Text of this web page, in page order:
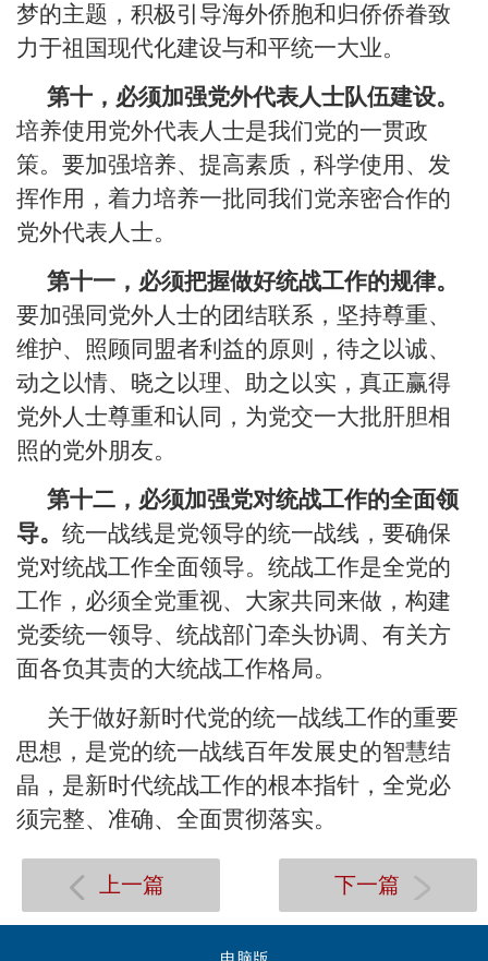
梦的主题，积极引导海外侨胞和归侨侨眷致
力于祖国现代化建设与和平统一大业。
第十，必须加强党外代表人士队伍建设。
培养使用党外代表人士是我们党的一贯政
策。要加强培养、提高素质，科学使用、发
挥作用，着力培养一批同我们党亲密合作的
党外代表人士。
第十一，必须把握做好统战工作的规律。
要加强同党外人士的团结联系，坚持尊重、
维护、照顾同盟者利益的原则，待之以诚、
动之以情、晓之以理、助之以实，真正赢得
党外人士尊重和认同，为党交一大批肝胆相
照的党外朋友。
第十二，必须加强党对统战工作的全面领
导。 统一战线是党领导的统一战线，要确保
党对统战工作全面领导。统战工作是全党的
工作，必须全党重视、大家共同来做，构建
党委统一领导、统战部门牵头协调、有关方
面各负其责的大统战工作格局。
关于做好新时代党的统一战线工作的重要
思想，是党的统一战线百年发展史的智慧结
晶，是新时代统战工作的根本指针，全党必
须完整、准确、全面贯彻落实。
上一篇 下一篇